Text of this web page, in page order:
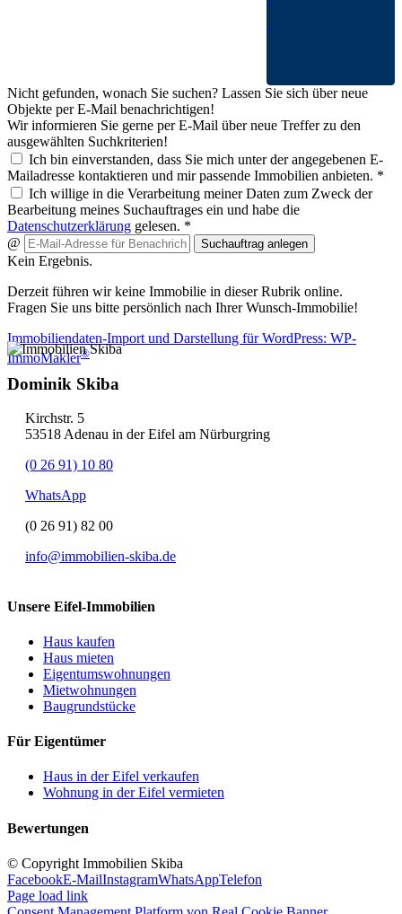
Nicht gefunden, wonach Sie suchen? Lassen Sie sich über neue
Objekte per E-Mail benachrichtigen!
Wir informieren Sie gerne per E-Mail über neue Treffer zu den
ausgewählten Suchkriterien!
Ich bin einverstanden, dass Sie mich unter der angegebenen E-
Mailadresse kontaktieren und mir passende Immobilien anbieten. *
Ich willige in die Verarbeitung meiner Daten zum Zweck der
Bearbeitung meines Suchauftrages ein und habe die
Datenschutzerklärung gelesen. *
@
Suchauftrag anlegen
Kein Ergebnis.
Derzeit führen wir keine Immobilie in dieser Rubrik online.
Fragen Sie uns bitte persönlich nach Ihrer Wunsch-Immobilie!
Immobiliendaten-Import und Darstellung für WordPress: WP-
ImmoMakler®
Dominik Skiba
Kirchstr. 5
53518 Adenau in der Eifel am Nürburgring
(0 26 91) 10 80
WhatsApp
(0 26 91) 82 00
info@immobilien-skiba.de
Unsere Eifel-Immobilien
Haus kaufen
Haus mieten
Eigentumswohnungen
Mietwohnungen
Baugrundstücke
Für Eigentümer
Haus in der Eifel verkaufen
Wohnung in der Eifel vermieten
Bewertungen
© Copyright Immobilien Skiba
FacebookE-MailInstagramWhatsAppTelefon
Page load link